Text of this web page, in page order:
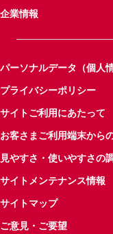
企業情報
パーソナルデータ（個人
プライバシーポリシー
サイトご利用にあたって
お客さまご利用端末から
見やすさ・使いやすさの
サイトメンテナンス情報
サイトマップ
ご意見・ご要望